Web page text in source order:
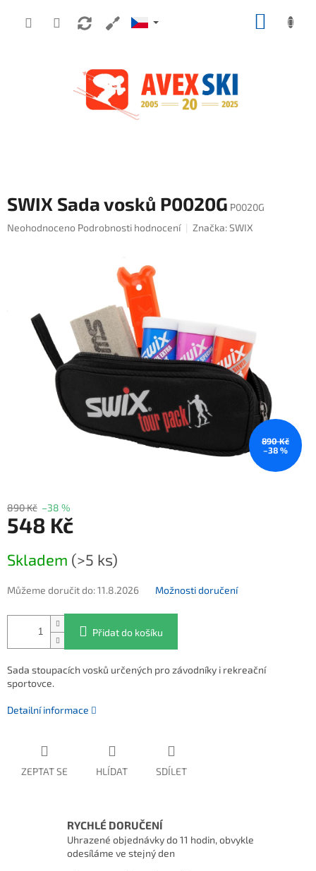
SWIX Sada vosků P0020G P0020G
Průměrné hodnocení produktu je 0,0 z 5 hvězdiček.
Neohodnoceno Podrobnosti hodnocení Značka:SWIX
890 Kč
–38 %
890 Kč –38 %
548 Kč
Skladem (>5 ks)
Můžeme doručit do:11.8.2026 Možnosti doručení
Přidat do košíku
Sada stoupacích vosků určených pro závodníky i rekreační
sportovce.
Detailní informace
ZEPTAT SE HLÍDAT SDÍLET
RYCHLÉ DORUČENÍ
Uhrazené objednávky do 11 hodin, obvykle
odesíláme ve stejný den